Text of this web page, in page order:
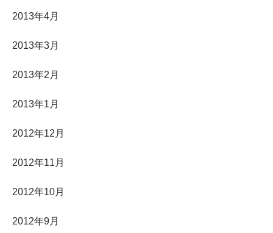
2013年4月
2013年3月
2013年2月
2013年1月
2012年12月
2012年11月
2012年10月
2012年9月